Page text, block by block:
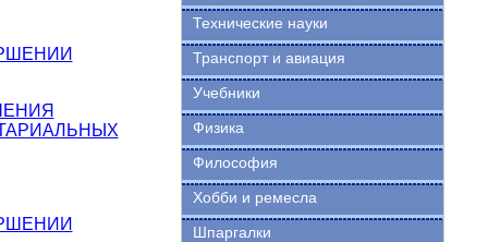
Технические науки
Транспорт и авиация
Учебники
Физика
Философия
Хобби и ремесла
Шпаргалки